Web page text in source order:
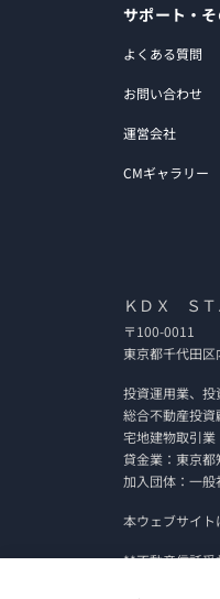
サポート・
よくある質問
お問い合わせ
運営会社
CMギャラリー
ＫＤＸ ＳＴ
〒100-0011
東京都千代田
投資運用業、
総合不動産投
宅地建物取引
貸金業：東京
加入団体：一
本ウェブサイト
**不動産信託受